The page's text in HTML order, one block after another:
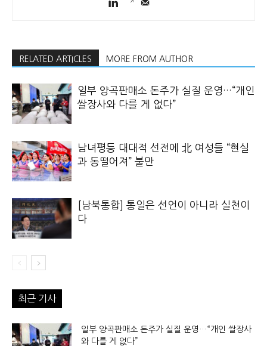
RELATED ARTICLES MORE FROM AUTHOR
일부 양곡판매소 돈주가 실질 운영…“개인
쌀장사와 다를 게 없다”
남녀평등 대대적 선전에 北 여성들 “현실
과 동떨어져” 불만
[남북통합] 통일은 선언이 아니라 실천이
다
최근 기사
일부 양곡판매소 돈주가 실질 운영…“개인 쌀장사
와 다를 게 없다”